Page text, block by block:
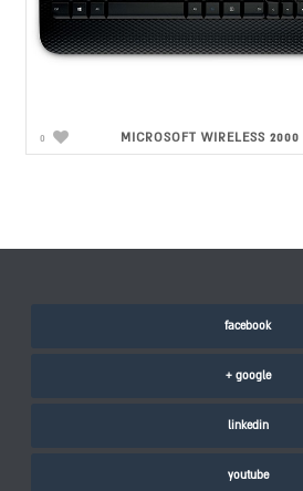
0
facebook
google +
linkedin
youtube